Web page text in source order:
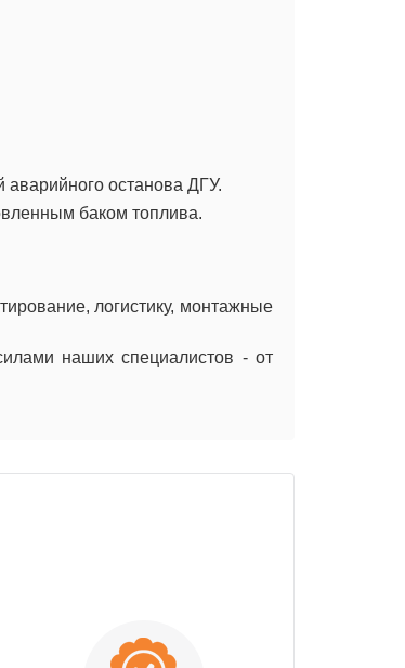
останова ДГУ.
баком топлива.
логистику, монтажные
наших специалистов - от